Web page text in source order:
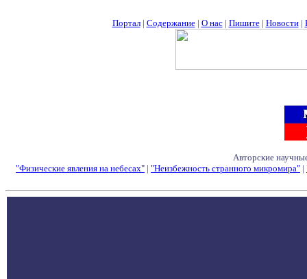
Портал| Содержание| О нас| Пишите| Новости|
Авторские
"Физические явления на небесах" | "Неизбежность странного микромира" |